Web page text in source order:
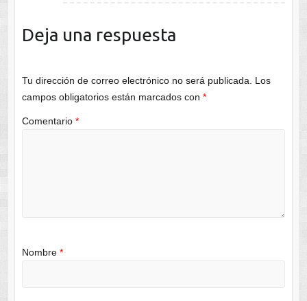
Deja una respuesta
Tu dirección de correo electrónico no será publicada.
Los
campos obligatorios están marcados con *
Comentario *
Nombre *